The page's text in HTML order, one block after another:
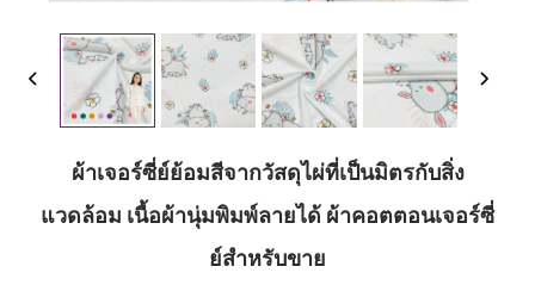
ผ้าเจอร์ซี่ย์ย้อมสีจากวัสดุไผ่ที่เป็นมิตรกับสิ่ง
แวดล้อม เนื้อผ้านุ่มพิมพ์ลายได้ ผ้าคอตตอนเจอร์ซี่
ย์สำหรับขาย